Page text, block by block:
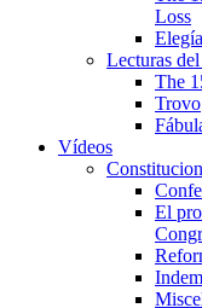
Loss
Lecturas
The
Trovo
Vídeos
El